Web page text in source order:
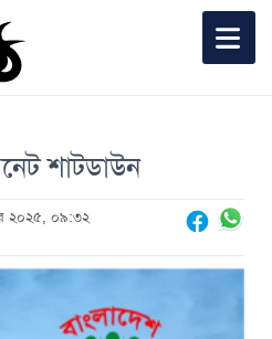
শাটডাউন
২০২৫, ০৯:৩২